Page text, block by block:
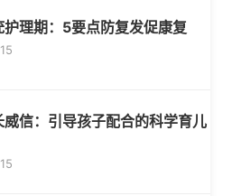
护理期：5要点防复发促康复
威信：引导孩子配合的科学育儿